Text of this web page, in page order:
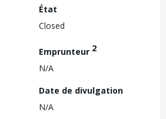
État
Closed
Emprunteur 2
N/A
Date de divulgation
N/A